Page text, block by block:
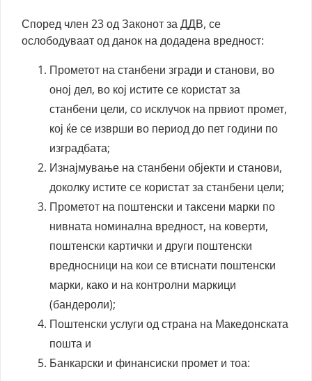
Според член 23 од Законот за ДДВ, се
ослободуваат од данок на додадена вредност:
Прометот на станбени згради и станови, во
оној дел, во кој истите се користат за
станбени цели, со исклучок на првиот промет,
кој ќе се изврши во период до пет години по
изградбата;
Изнајмување на станбени објекти и станови,
доколку истите се користат за станбени цели;
Прометот на поштенски и таксени марки по
нивната номинална вредност, на коверти,
поштенски картички и други поштенски
вредносници на кои се втиснати поштенски
марки, како и на контролни маркици
(бандероли);
Поштенски услуги од страна на Македонската
пошта и
Банкарски и финансиски промет и тоа: